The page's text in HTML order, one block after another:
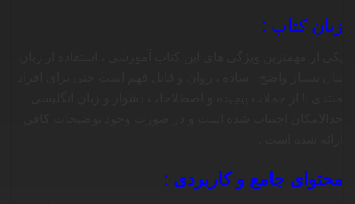
زبان کتاب :
محتوای جامع و کاربردی :